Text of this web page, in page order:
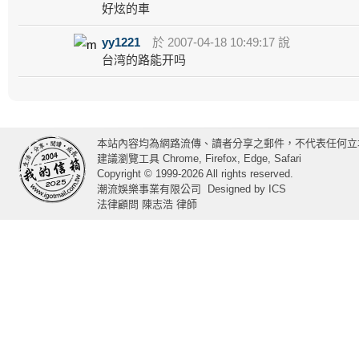
好炫的車
yy1221
於 2007-04-18 10:49:17 說
台湾的路能开吗
本站內容均為網路流傳、讀者分享之郵件，不代表任何
建議瀏覽工具 Chrome, Firefox, Edge, Safari
Copyright © 1999-2026 All rights reserved.
潮流娛樂事業有限公司
Designed by ICS
法律顧問 陳志浩 律師